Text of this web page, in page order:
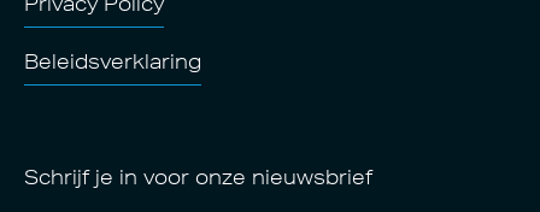
Beleidsverklaring
Schrijf je in voor onze nieuwsbrief